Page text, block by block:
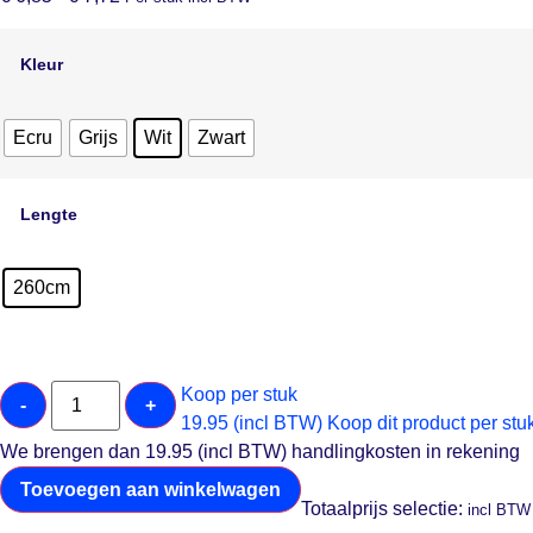
Kleur
Ecru Grijs Wit Zwart
Lengte
260cm
- +
Koop per stuk
19.95 (incl BTW) Koop dit product per
We brengen dan 19.95 (incl BTW) handlingkosten in rekening
Toevoegen aan winkelwagen
Totaalprijs selectie: incl BTW